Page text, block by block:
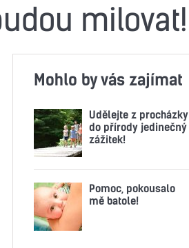
milovat!
Mohlo by vás zajímat
Udělejte z procházky
do přírody jedinečný
zážitek!
Pomoc, pokousalo
mě batole!